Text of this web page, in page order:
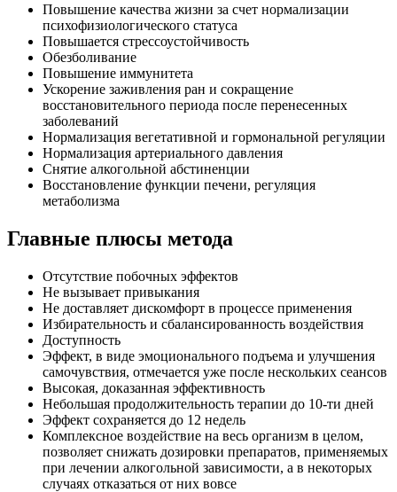
Повышение качества жизни за счет нормализации
психофизиологического статуса
Повышается стрессоустойчивость
Обезболивание
Повышение иммунитета
Ускорение заживления ран и сокращение
восстановительного периода после перенесенных
заболеваний
Нормализация вегетативной и гормональной регуляции
Нормализация артериального давления
Снятие алкогольной абстиненции
Восстановление функции печени, регуляция
метаболизма
Главные плюсы метода
Отсутствие побочных эффектов
Не вызывает привыкания
Не доставляет дискомфорт в процессе применения
Избирательность и сбалансированность воздействия
Доступность
Эффект, в виде эмоционального подъема и улучшения
самочувствия, отмечается уже после нескольких сеансов
Высокая, доказанная эффективность
Небольшая продолжительность терапии до 10-ти дней
Эффект сохраняется до 12 недель
Комплексное воздействие на весь организм в целом,
позволяет снижать дозировки препаратов, применяемых
при лечении алкогольной зависимости, а в некоторых
случаях отказаться от них вовсе